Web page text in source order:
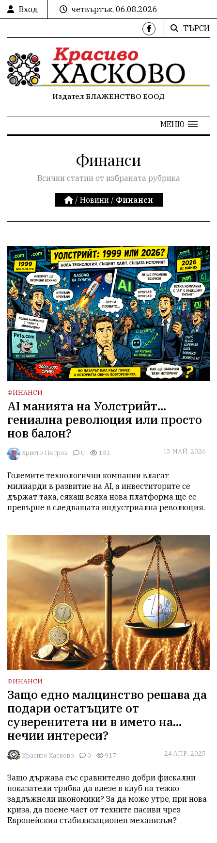
Вход
четвъртък, 06.08.2026
ТЪРСИ
Издател БЛАЖЕНСТВО ЕООД
МЕНЮ
Финанси
Всички статии от избраната рубрика
/ Новини / Финанси
ФИНАНСИ
AI манията на Уолстрийт...
гениална революция или просто
нов балон?
Христо Петров 0 181 13 МАЙ, 2026
Големите технологични компании влагат
милиарди в развитие на AI, а инвеститорите се
държат така, сякаш всяка нова платформа ще се
превърне в следващата индустриална революция.
ФИНАНСИ
Защо едно малцинство решава да
подари остатъците от
суверенитета ни в името на...
нечии интереси?
Красиво Хасково 0 917 24 АПР, 2025
Защо държава със сравнително добри фискални
показатели трябва да влезе в клуб на тежко
задлъжнели икономики? За да може утре, при нова
криза, да поеме част от техните пасиви чрез
Европейския стабилизационен механизъм?